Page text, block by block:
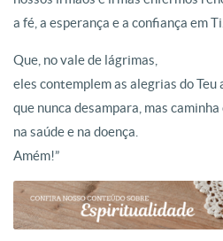
a fé, a esperança e a confiança em Ti.
Que, no vale de lágrimas,
eles contemplem as alegrias do Teu
que nunca desampara, mas caminha
na saúde e na doença.
Amém!”